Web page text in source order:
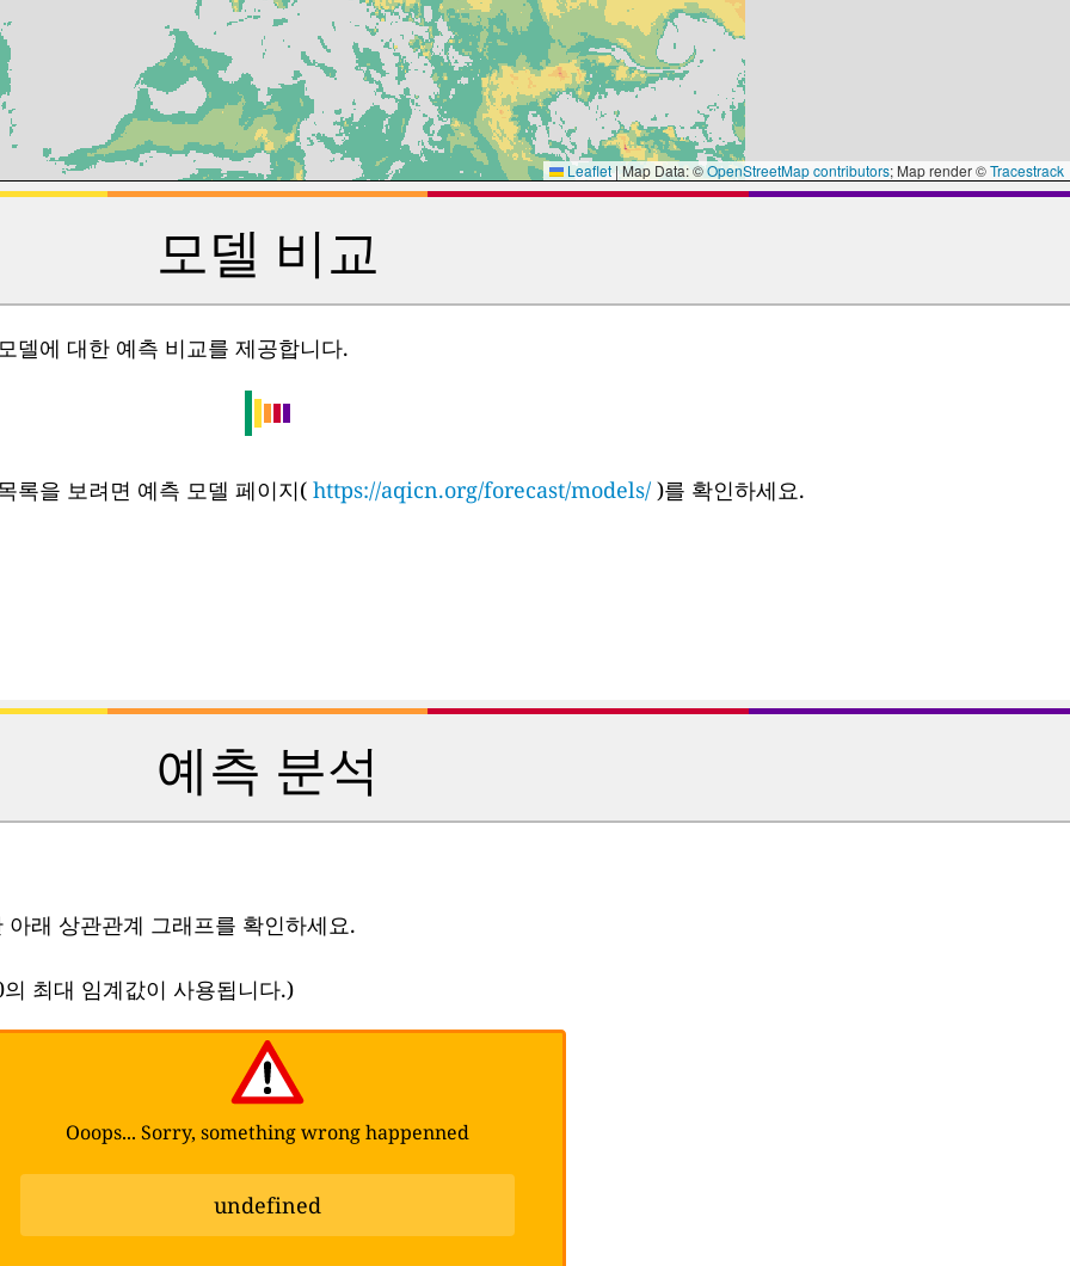
Leaflet|Map Data: ©OpenStreetMap contributors; Map render ©Tracestrack
모델 비교
델에 대한 예측 비교를 제공합니다.
록을 보려면 예측 모델 페이지( https://aqicn.org/forecast/models/ )를 확인하세요.
예측 분석
아래 상관관계 그래프를 확인하세요.
최대 임계값이 사용됩니다.)
Ooops... Sorry, something wrong happenned
undefined